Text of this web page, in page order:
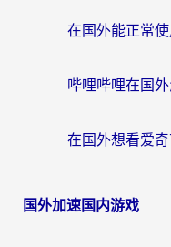
国外加速国内游戏